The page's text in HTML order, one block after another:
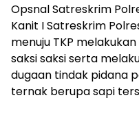
Opsnal Satreskrim
Kanit I Satreskrim
menuju TKP
saksi saksi serta
dugaan tindak pidana
ternak berupa sapi